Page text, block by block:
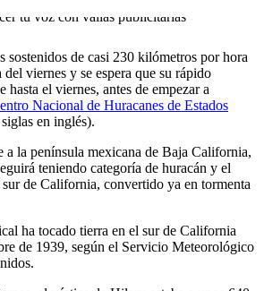
sostenidos de casi 230 kilómetros por hora
del viernes y se espera que su rápido
el viernes, antes de empezar a
Nacional de Huracanes de Estados
en inglés).
a la península mexicana de Baja California,
teniendo categoría de huracán y el
de California, convertido ya en tormenta
ha tocado tierra en el sur de California
de 1939, según el Servicio Meteorológico